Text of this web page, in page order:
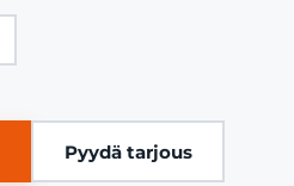
Pyydä tarjous